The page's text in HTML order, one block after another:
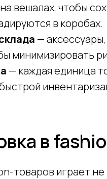
вешалах, чтобы
в коробах.
—
минимизировать
— каждая единица
в
товаров играет